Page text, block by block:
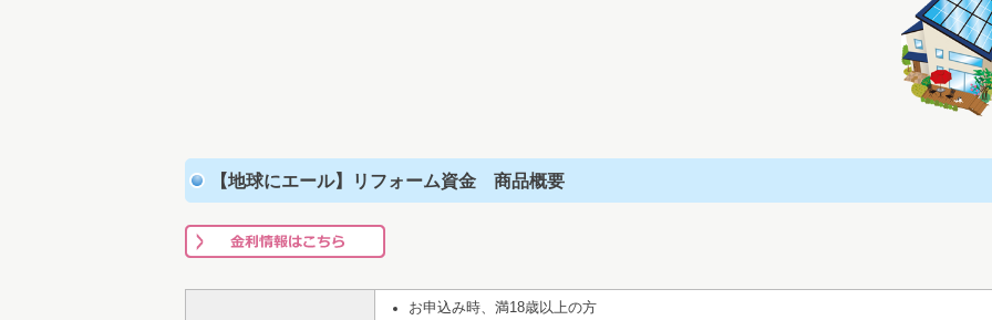
【地球にエール】リフォーム資金 商品概要
お申込み時、満18歳以上の方